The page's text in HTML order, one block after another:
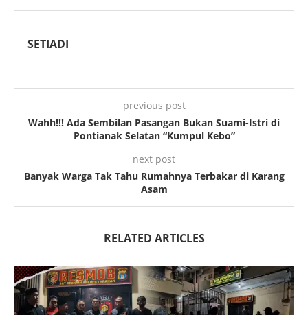
SETIADI
previous post
Wahh!!! Ada Sembilan Pasangan Bukan Suami-Istri di
Pontianak Selatan “Kumpul Kebo”
next post
Banyak Warga Tak Tahu Rumahnya Terbakar di Karang
Asam
RELATED ARTICLES